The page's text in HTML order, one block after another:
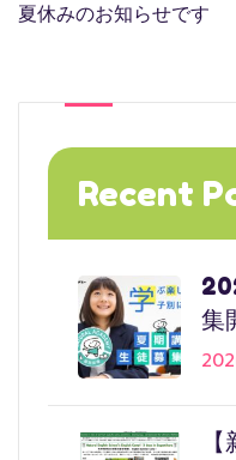
夏休みのお知らせです
Recent
集